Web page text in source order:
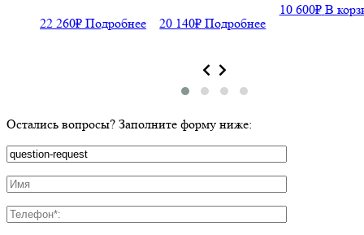
22 260₽ Подробнее 20 140₽ Подробнее
10 600₽ В
Остались вопросы? Заполните форму ниже: